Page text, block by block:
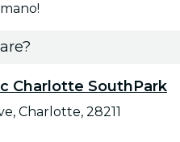
Charlotte SouthPark
Charlotte, 28211